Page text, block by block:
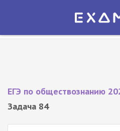
Экзамер — ЕГЭ 2027
ЕГЭ по обществознанию
Задача 84